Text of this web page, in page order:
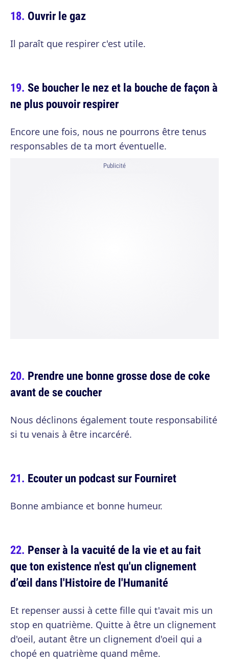
Ouvrir le gaz
Il paraît que respirer c'est utile.
Se boucher le nez et la bouche de façon à
ne plus pouvoir respirer
Encore une fois, nous ne pourrons être tenus
responsables de ta mort éventuelle.
Publicité
Prendre une bonne grosse dose de coke
avant de se coucher
Nous déclinons également toute responsabilité
si tu venais à être incarcéré.
Ecouter un podcast sur Fourniret
Bonne ambiance et bonne humeur.
Penser à la vacuité de la vie et au fait
que ton existence n'est qu'un clignement
d’œil dans l'Histoire de l'Humanité
Et repenser aussi à cette fille qui t'avait mis un
stop en quatrième. Quitte à être un clignement
d'oeil, autant être un clignement d'oeil qui a
chopé en quatrième quand même.